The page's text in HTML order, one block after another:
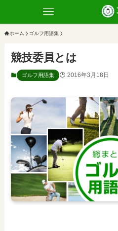
ホーム ゴルフ用語集
競技委員とは
ゴルフ用語集 2016年3月18日